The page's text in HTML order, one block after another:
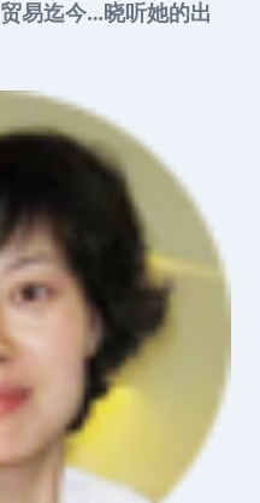
易迄今…晓听她的出